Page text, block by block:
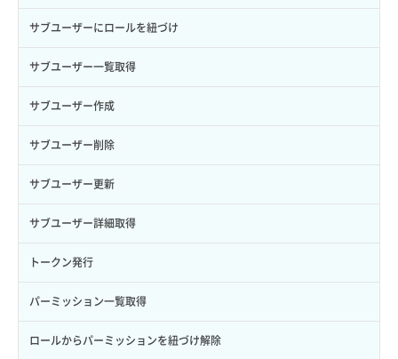
サブユーザーにロールを紐づけ
サブユーザー一覧取得
サブユーザー作成
サブユーザー削除
サブユーザー更新
サブユーザー詳細取得
トークン発行
パーミッション一覧取得
ロールからパーミッションを紐づけ解除